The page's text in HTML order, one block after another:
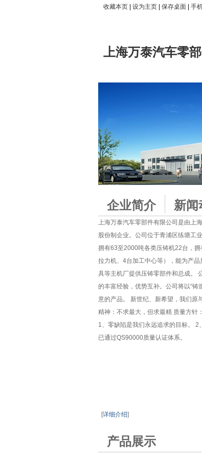
收藏本页 设为主页 保存桌面 手
上海万泰汽车零
企业简介 新闻
上海万泰汽车零部件有限公司是由上
股份制企业。公司位于青浦区练塘工
拥有63至2000吨各类压铸机22台，拥
拉力机、4台加工中心等），能为产
具等主机厂提供压铸零部件和总成。
的丰富经验，优势互补。公司将以“
意的产品。 新世纪、新希望，我们原
精神：不求最大，但求最精 质量方针
1、零缺陷是我们永远追求的目标。 2
已通过QS90000质量认证体系。
[详细介绍]
产品展示